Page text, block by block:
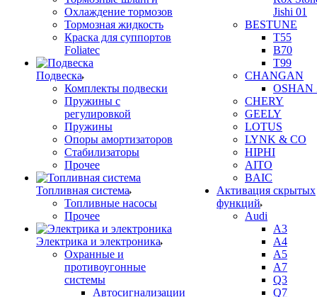
Охлаждение тормозов
Тормозная жидкость
Краска для суппортов
Foliatec
Подвеска
Комплекты подвески
Пружины с
регулировкой
Пружины
Опоры амортизаторов
Стабилизаторы
Прочее
Топливная система
Топливные насосы
Прочее
Электрика и электроника
Охранные и
противоугонные
системы
Автосигнализации
Jishi 01
BESTUNE
T55
B70
T99
CHANGAN
OSHAN
CHERY
GEELY
LOTUS
LYNK & CO
HIPHI
AITO
BAIC
Активация скрытых
функций
Audi
A3
A4
A5
A7
Q3
Q7